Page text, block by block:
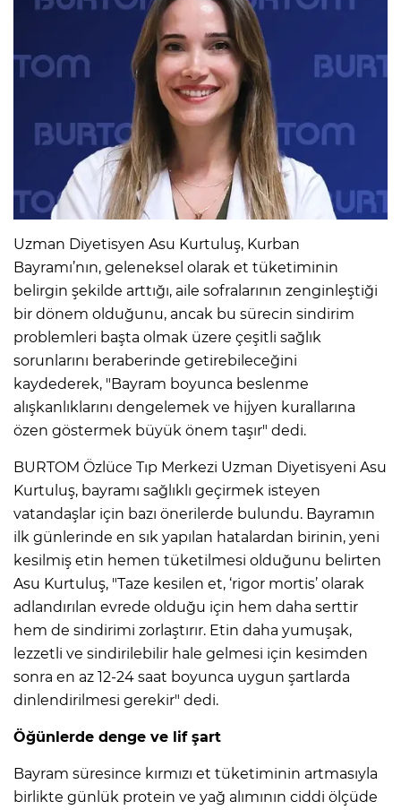
Uzman Diyetisyen Asu Kurtuluş, Kurban
Bayramı’nın, geleneksel olarak et tüketiminin
belirgin şekilde arttığı, aile sofralarının zenginleştiği
bir dönem olduğunu, ancak bu sürecin sindirim
problemleri başta olmak üzere çeşitli sağlık
sorunlarını beraberinde getirebileceğini
kaydederek, "Bayram boyunca beslenme
alışkanlıklarını dengelemek ve hijyen kurallarına
özen göstermek büyük önem taşır" dedi.
BURTOM Özlüce Tıp Merkezi Uzman Diyetisyeni Asu
Kurtuluş, bayramı sağlıklı geçirmek isteyen
vatandaşlar için bazı önerilerde bulundu. Bayramın
ilk günlerinde en sık yapılan hatalardan birinin, yeni
kesilmiş etin hemen tüketilmesi olduğunu belirten
Asu Kurtuluş, "Taze kesilen et, ‘rigor mortis’ olarak
adlandırılan evrede olduğu için hem daha serttir
hem de sindirimi zorlaştırır. Etin daha yumuşak,
lezzetli ve sindirilebilir hale gelmesi için kesimden
sonra en az 12-24 saat boyunca uygun şartlarda
dinlendirilmesi gerekir" dedi.
Öğünlerde denge ve lif şart
Bayram süresince kırmızı et tüketiminin artmasıyla
birlikte günlük protein ve yağ alımının ciddi ölçüde